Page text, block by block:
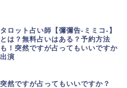
タロット占い師【彌彌告-ミミコ-】
とは？無料占いはある？予約方法
も！突然ですが占ってもいいですか
出演
突然ですが占ってもいいですか？